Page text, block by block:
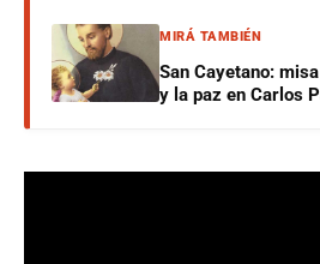
MIRÁ TAMBIÉN
San Cayetano:
y la paz en Carlos